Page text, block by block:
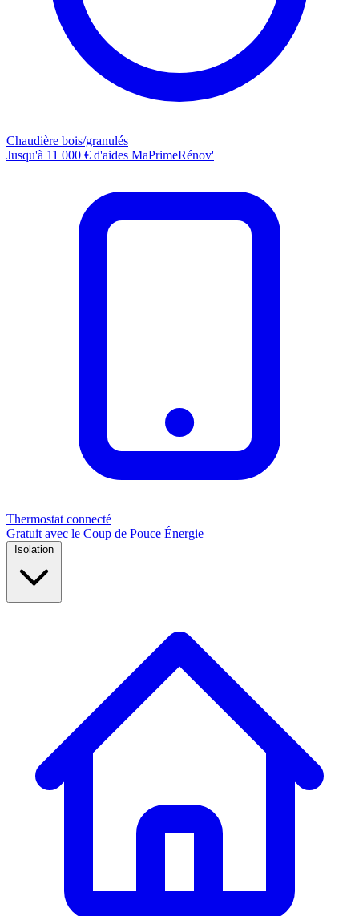
Chaudière bois/granulés
Jusqu'à 11 000 € d'aides MaPrimeRénov'
Thermostat connecté
Gratuit avec le Coup de Pouce Énergie